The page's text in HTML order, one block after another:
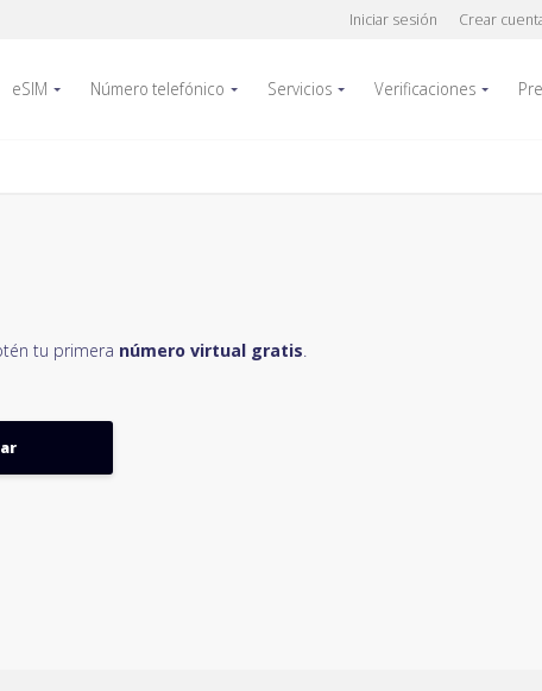
Iniciar sesión Crear
eSIM Número telefónico Servicios Verificaciones
tu primera número virtual gratis.